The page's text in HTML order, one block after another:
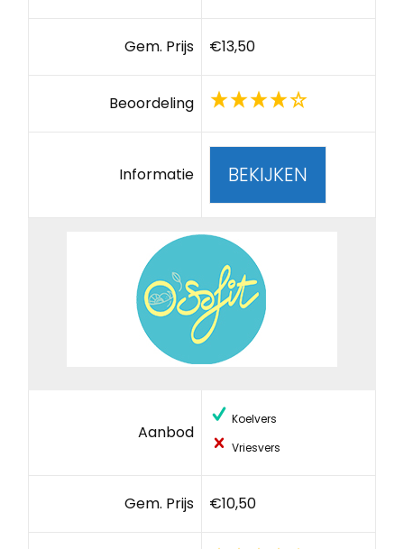
Gem. Prijs €13,50
Beoordeling
Informatie BEKIJKEN
Aanbod
Koelvers
Vriesvers
Gem. Prijs €10,50